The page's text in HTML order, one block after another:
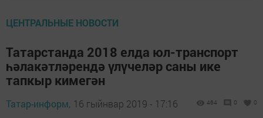
ЦЕНТРАЛЬНЫЕ НОВОСТИ
Татарстанда 2018 елда юл-транспорт
һәлакәтләрендә үлүчеләр саны ике
тапкыр кимегән
Татар-информ, 16 гыйнвар 2019 - 17:16 464 0 0